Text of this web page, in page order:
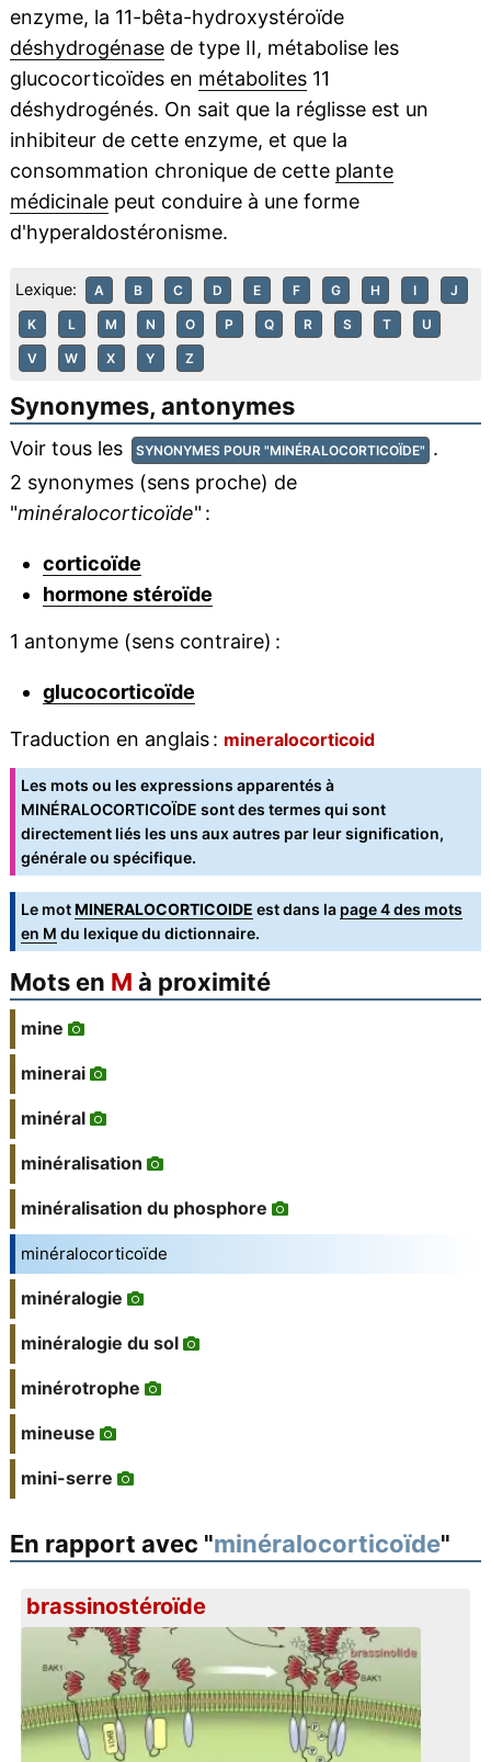
enzyme, la 11-bêta-hydroxystéroïde
déshydrogénasede type II, métabolise les
glucocorticoïdes en métabolites11
déshydrogénés. On sait que la réglisse est un
inhibiteur de cette enzyme, et que la
consommation chronique de cette plante
médicinalepeut conduire à une forme
d'hyperaldostéronisme.
Lexique: A B C D E F G H I J
K L M N O P Q R S T U
V W X Y Z
Synonymes, antonymes
Voir tous les SYNONYMES POUR "MINÉRALOCORTICOÏDE" .
2 synonymes (sens proche) de
"minéralocorticoïde" :
corticoïde
hormone stéroïde
1 antonyme (sens contraire) :
glucocorticoïde
Traduction en anglais : mineralocorticoid
Les mots ou les expressions apparentés à
MINÉRALOCORTICOÏDE sont des termes qui sont
directement liés les uns aux autres par leur signification,
générale ou spécifique.
Le motMINERALOCORTICOIDE est dans la page 4 des mots
en M du lexique du dictionnaire.
Mots en M à proximité
mine
minerai
minéral
minéralisation
minéralisation du phosphore
minéralocorticoïde
minéralogie
minéralogie du sol
minérotrophe
mineuse
mini-serre
En rapport avec "minéralocorticoïde"
brassinostéroïde